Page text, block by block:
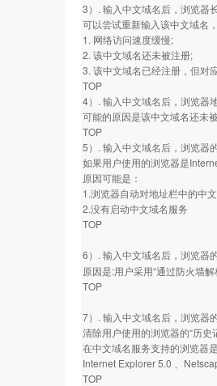
3）. 输入中文域名后，浏览器
可以尝试重新输入该中文域名
1. 网络访问速度缓慢;
2. 该中文域名还未被注册;
3. 该中文域名已经注册，但对
TOP
4）. 输入中文域名后，浏览器
可能的原因是该中文域名还未
TOP
5）. 输入中文域名后，浏览器
如果用户使用的浏览器是
原因可能是：
1.浏览器自动对地址栏中的中
2.没有启动中文域名服务
TOP
6）. 输入中文域名后，浏览器
原因是:用户采用“通过防火墙
TOP
7）. 输入中文域名后，浏览器
清除用户使用的浏览器的“历
在中文域名服务支持的浏览器
Internet Explorer 5.0 、
TOP